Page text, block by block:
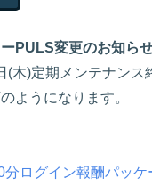
PULS変更のお知ら
(木)定期メンテナンス
ようになります。
分ログイン報酬パッケ